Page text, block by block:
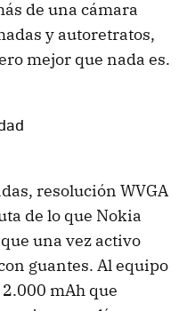
de una cámara
y autoretratos,
mejor que nada es.
resolución WVGA
de lo que Nokia
una vez activo
guantes. Al equipo
mAh que